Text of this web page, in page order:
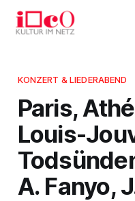
KONZERT & LIEDERABEND
Paris,
Louis-
A. Fanyo,